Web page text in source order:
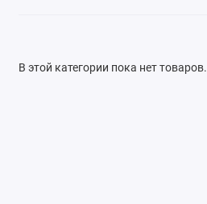
В этой категории пока нет товаров.